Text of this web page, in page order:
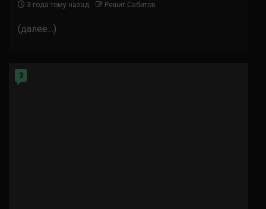
3 года тому назад Решит Сабитов
(далее…)
3